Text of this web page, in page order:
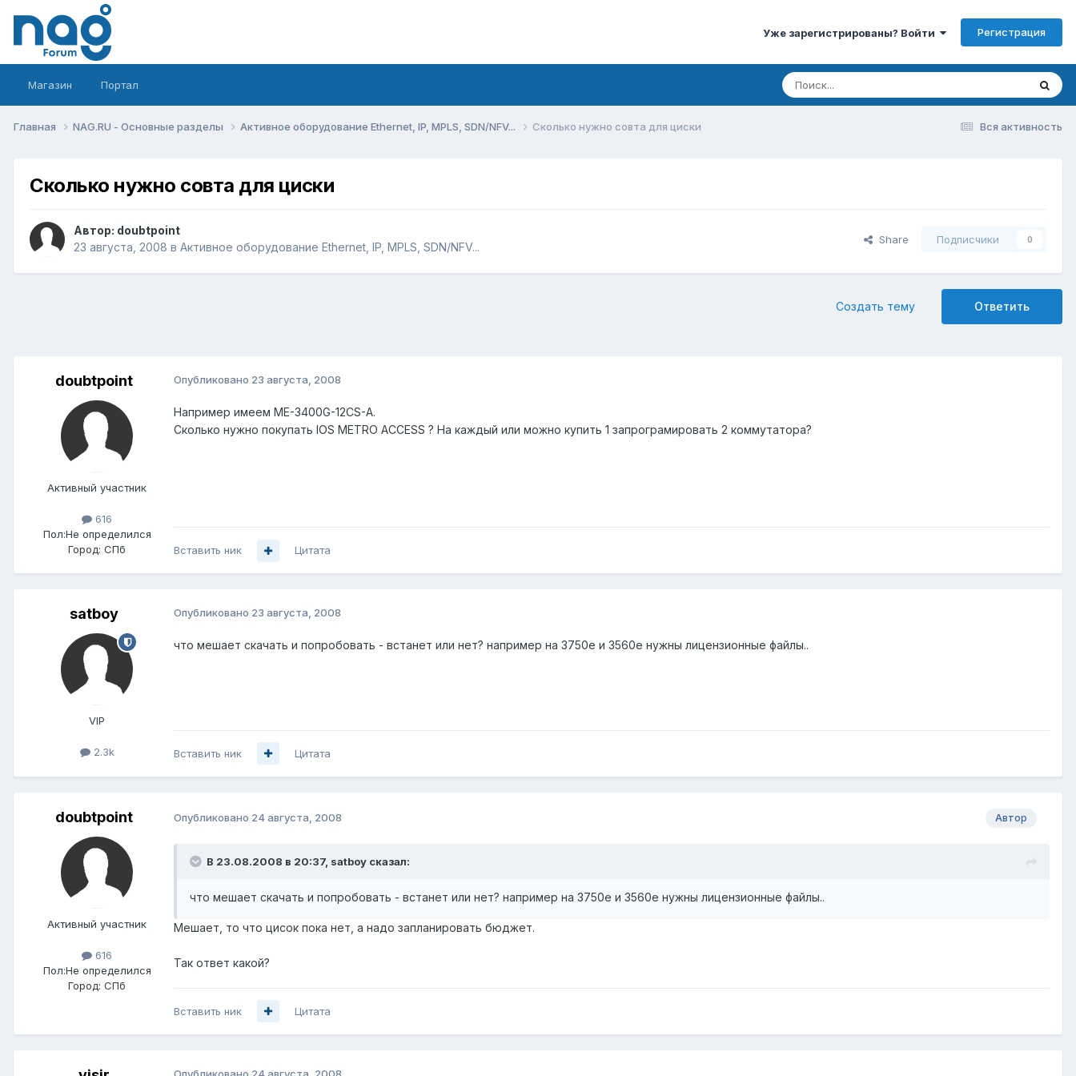
Уже зарегистрированы? Войти Регистрация
Магазин Портал
Вся активность
Главная NAG.RU - Основные разделы Активное оборудование Ethernet, IP, MPLS, SDN/NFV... Сколько нужно совта для циски
Сколько нужно совта для циски
Автор: doubtpoint
23 августа, 2008 в Активное оборудование Ethernet, IP, MPLS, SDN/NFV...
Share Подписчики 0
Ответить
Создать тему
doubtpoint
Активный участник
616
Пол:Не определился
Город: СПб
Опубликовано 23 августа, 2008
Например имеем ME-3400G-12CS-A.
Сколько нужно покупать IOS METRO ACCESS ? На каждый или можно купить 1 запрограмировать 2 коммутатора?
Вставить ник Цитата
satboy
VIP
2.3k
Опубликовано 23 августа, 2008
что мешает скачать и попробовать - встанет или нет? например на 3750e и 3560e нужны лицензионные файлы..
Вставить ник Цитата
doubtpoint
Активный участник
616
Пол:Не определился
Город: СПб
Автор
Опубликовано 24 августа, 2008
В 23.08.2008 в 20:37, satboy сказал:
что мешает скачать и попробовать - встанет или нет? например на 3750e и 3560e нужны лицензионные файлы..
Мешает, то что цисок пока нет, а надо запланировать бюджет.
Так ответ какой?
Вставить ник Цитата
Опубликовано 24 августа, 2008